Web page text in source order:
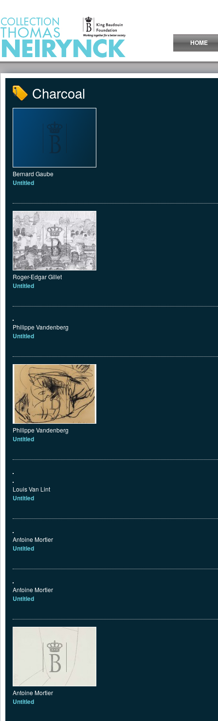
HOME
Charcoal
Bernard Gaube
Untitled
Roger-Edgar Gillet
Untitled
Philippe Vandenberg
Untitled
Philippe Vandenberg
Untitled
Louis Van Lint
Untitled
Antoine Mortier
Untitled
Antoine Mortier
Untitled
Antoine Mortier
Untitled